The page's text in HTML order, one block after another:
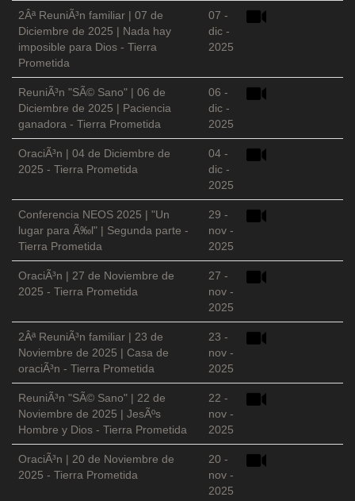
2Âª ReuniÃ³n familiar | 07 de
Diciembre de 2025 | Nada hay
imposible para Dios - Tierra
Prometida
07 -
dic -
2025
ReuniÃ³n "SÃ© Sano" | 06 de
Diciembre de 2025 | Paciencia
ganadora - Tierra Prometida
06 -
dic -
2025
OraciÃ³n | 04 de Diciembre de
2025 - Tierra Prometida
04 -
dic -
2025
Conferencia NEOS 2025 | "Un
lugar para Ã‰l" | Segunda parte -
Tierra Prometida
29 -
nov -
2025
OraciÃ³n | 27 de Noviembre de
2025 - Tierra Prometida
27 -
nov -
2025
2Âª ReuniÃ³n familiar | 23 de
Noviembre de 2025 | Casa de
oraciÃ³n - Tierra Prometida
23 -
nov -
2025
ReuniÃ³n "SÃ© Sano" | 22 de
Noviembre de 2025 | JesÃºs
Hombre y Dios - Tierra Prometida
22 -
nov -
2025
OraciÃ³n | 20 de Noviembre de
2025 - Tierra Prometida
20 -
nov -
2025